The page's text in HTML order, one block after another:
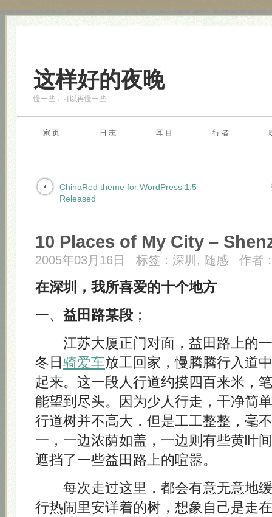
这样好的夜晚
慢一些，可以再慢一些
家 页 日 志 耳 目 行 者
ChinaRed theme for WordPress 1.5
Released
10 Places of My City –
2005年03月16日 标签： 深圳 , 随感 作者
在深圳，我所喜爱的十个地方
一、 益田路某段 ；
江苏大厦正门对面，益田路上的一
冬日骑爱车放工回家，慢腾腾行入道
起来。这一段人行道约摸四百来米，
能望到尽头。因为少人行走，干净简
行道树并不高大，但是工工整整，毫
一，一边浓荫如盖，一边则有些黄叶
遮挡了一些益田路上的喧嚣。
每次走过这里，都会有意无意地缓
行热闹里安详着的树，想象自己是走